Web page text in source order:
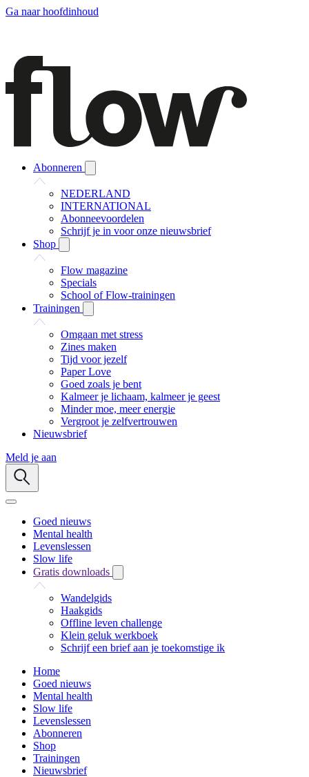
Ga naar hoofdinhoud
Abonneren
NEDERLAND
INTERNATIONAL
Abonneevoordelen
Schrijf je in voor onze nieuwsbrief
Shop
Flow magazine
Specials
School of Flow-trainingen
Trainingen
Omgaan met stress
Zines maken
Tijd voor jezelf
Paper Love
Goed zoals je bent
Kalmeer je lichaam, kalmeer je geest
Minder moe, meer energie
Vergroot je zelfvertrouwen
Nieuwsbrief
Meld je aan
Goed nieuws
Mental health
Levenslessen
Slow life
Gratis downloads
Wandelgids
Haakgids
Offline leven challenge
Klein geluk werkboek
Schrijf een brief aan je toekomstige ik
Home
Goed nieuws
Mental health
Slow life
Levenslessen
Abonneren
Shop
Trainingen
Nieuwsbrief